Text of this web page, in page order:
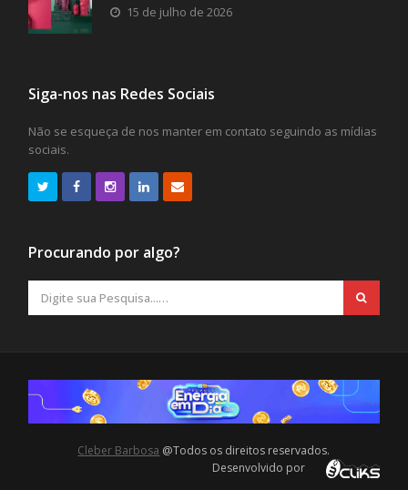
15 de julho de 2026
Siga-nos nas Redes Sociais
Não se esqueça de nos manter em contato seguindo as mídias
sociais.
Procurando por algo?
Cleber Barbosa @Todos os direitos reservados.
Desenvolvido por